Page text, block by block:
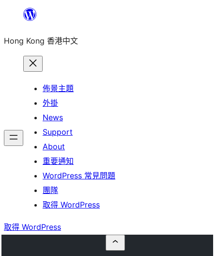
主
Hong Kong 香港中文
佈景主題
外掛
News
Support
About
重要通知
WordPress 常見問題
團隊
取得 WordPress
取得 WordPress